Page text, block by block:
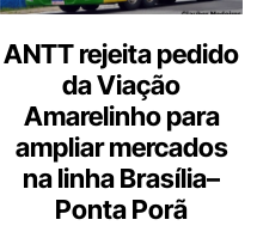
ANTT rejeita pedido
da Viação
Amarelinho para
ampliar mercados
na linha Brasília–
Ponta Porã